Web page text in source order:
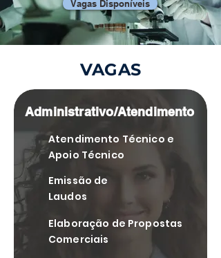
Vagas Disponíveis
VAGAS
Emissão de
Laudos
Administrativo/Atendimento
Atendimento Técnico e
Apoio Técnico
Elaboração de Propostas
Comerciais